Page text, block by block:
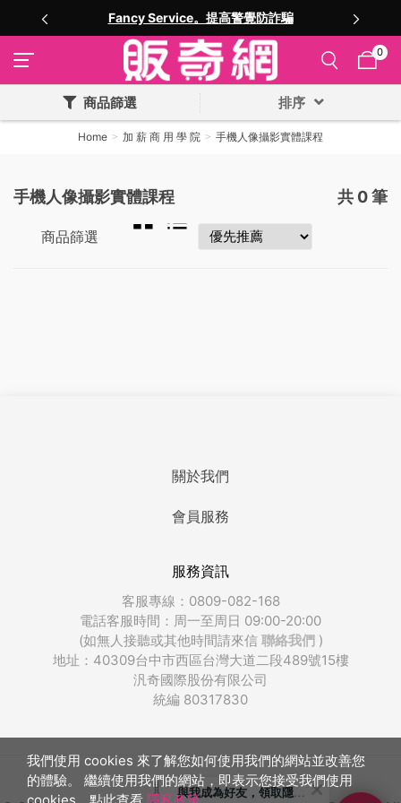
Fancy Service。提高警覺防詐騙
0
商品篩選 排序
Home 加 薪 商 用 學 院 手機人像攝影實體課程
手機人像攝影實體課程 共 0筆
商品篩選
關於我們
會員服務
服務資訊
客服專線：0809-082-168
電話客服時間：周一至周日 09:00-20:00
(如無人接聽或其他時間請來信 聯絡我們)
地址：40309台中市西區台灣大道二段489號15樓
汎奇國際股份有限公司
統編 80317830
販奇網版權所有
我們使用 cookies 來了解您如何使用我們的網站並改善您
的體驗。 繼續使用我們的網站，即表示您接受我們使用
與我成為好友，領取隱藏優惠